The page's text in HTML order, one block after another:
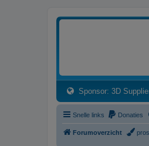
Sponsor: 3D
Snelle links Donaties
Forumoverzicht